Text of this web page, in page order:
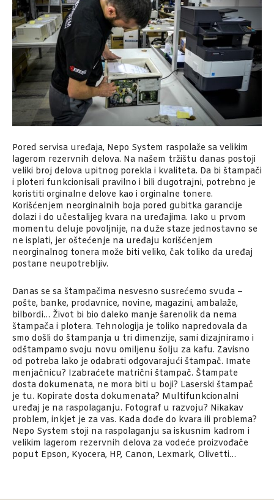
Pored servisa uređaja, Nepo System raspolaže sa velikim
lagerom rezervnih delova. Na našem tržištu danas postoji
veliki broj delova upitnog porekla i kvaliteta. Da bi štampači
i ploteri funkcionisali pravilno i bili dugotrajni, potrebno je
koristiti orginalne delove kao i orginalne tonere.
Korišćenjem neorginalnih boja pored gubitka garancije
dolazi i do učestalijeg kvara na uređajima. Iako u prvom
momentu deluje povoljnije, na duže staze jednostavno se
ne isplati, jer oštećenje na uređaju korišćenjem
neorginalnog tonera može biti veliko, čak toliko da uređaj
postane neupotrebljiv.
Danas se sa štampačima nesvesno susrećemo svuda –
pošte, banke, prodavnice, novine, magazini, ambalaže,
bilbordi… Život bi bio daleko manje šarenolik da nema
štampača i plotera. Tehnologija je toliko napredovala da
smo došli do štampanja u tri dimenzije, sami dizajniramo i
odštampamo svoju novu omiljenu šolju za kafu. Zavisno
od potreba lako je odabrati odgovarajući štampač. Imate
menjačnicu? Izabraćete matrični štampač. Štampate
dosta dokumenata, ne mora biti u boji? Laserski štampač
je tu. Kopirate dosta dokumenata? Multifunkcionalni
uređaj je na raspolaganju. Fotograf u razvoju? Nikakav
problem, inkjet je za vas. Kada dođe do kvara ili problema?
Nepo System stoji na raspolaganju sa iskusnim kadrom i
velikim lagerom rezervnih delova za vodeće proizvođače
poput Epson, Kyocera, HP, Canon, Lexmark, Olivetti…